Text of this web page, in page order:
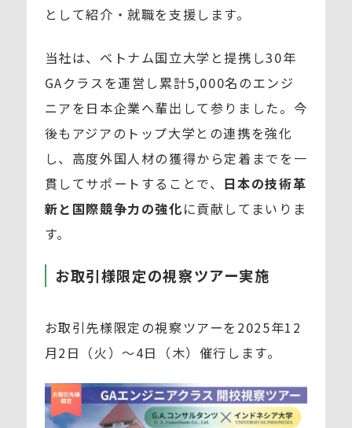
として紹介・就職を支援します。
当社は、ベトナム国立大学と提携し30年
GAクラスを運営し累計5,000名のエンジ
ニアを日本企業へ輩出して参りました。今
後もアジアのトップ大学との連携を強化
し、高度外国人材の獲得から定着までを一
貫してサポートすることで、 日本の技術革
新と国際競争力の強化に貢献してまいりま
す。
お取引様限定の視察ツアー実施
お取引先様限定の視察ツアーを2025年12
月2日（火）～4日（木）催行します。